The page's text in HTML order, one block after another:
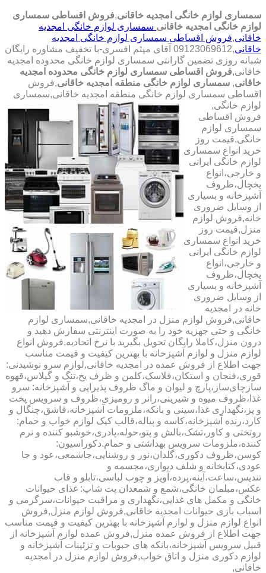
سمساری لوازم خانگی امجدیه خاقانی,فروش اقساطی سمساری
لوازم خانگی امجدیه خاقانی سمساری لوازم خانگی امجدیه
خاقانی,فروش اقساطی سمساری لوازم خانگی امجدیه
خاقانی
,09123069612 آقای میثم افسری-با تخفیف مشاوره رایگان
شبانه روزی تضمین گارانتی سمساری لوازم خانگی محدوده امجدیه
خاقانی,فروش اقساطی سمساری لوازم خانگی محدوده امجدیه
خاقانی, سمساری لوازم خانگی منطقه امجدیه خاقانی,فروش
اقساطی سمساری لوازم خانگی منطقه امجدیه خاقانی,سمساری
لوازم خانگی,
فروش اقساطی
سمساری لوازم
خانگی,قیمت روز
خرید انواع سمساری
لوازم خانگی ایرانی
و خارجی،انواع
یخچال،ظروف
آشپزخانه و بسیاری
از وسایل ضروری
خانه,فروش لوازم
منزل,قیمت روز
خرید انواع سمساری
لوازم خانگی ایرانی
و خارجی،انواع
یخچال،ظروف
آشپزخانه و بسیاری
از وسایل ضروری
خانه در امجدیه
خاقانی,فروش لوازم منزل در امجدیه خاقانی,سمساری لوازم
خانگی و حتی جهزیه خود را به صورت اینترنتی سفارش دهید و
درون منزل،کاملا رایگان تحویل بگیرید با نرخ اتحادیه,فروش انواع
لوازم منزل و لوازم آشپزخانه با بهترین کیفیت و قیمت مناسب
جهت اطلاع از فروش عمده در امجدیه خاقانی,لوازم سرو نوشیدنی:
قوری،فنجان و استکان،فلاسک،کلمن و ظرف یخ،تنگ و گیلاس،قهوه
سازچای‌ساز،پارچ و لیوان و ماگ ظروف پذیرایی و آشپزخانه: سرو
غذا،ظروف میوه و شیرینی،رانر و رومیزی،ظروف و سرویس پخت
و پز،نگهداری غذا،سینی و بانکه،ملزومات آشپزخانه،قاشق،چنگال و
کارد،رنده آشپزخانه،کاسه و پیاله،قالب کیک لوازم خواب و حمام:
روتختی و کاور،تشک،بالش و پتو،حوله،پادری،خوشبو کننده و نرم
کننده،ملزومات سرویس بهداشتی و حمام.دکوراسیون:
کوسن،ظروف دکوری،گلدان،نور و روشنایی،جاشمعی،عود و جا
عودی،کتابخانه و شلف دیواری،مجسمه و
تندیس،ساعت،آینه،پرده،آویز و چوب لباسی،تابلو و قاب
عکس،مبلمان خانگی،شمع و شمعدان پت شاپ: غذای حیوانات
خانگی و مکمل های غذایی،نگهداری و مراقبت حیوانات،سرگرمی و
اسباب بازی حیوانات امجدیه خاقانی,فروش لوازم منزل,فروش
انواع لوازم منزل و لوازم آشپزخانه با بهترین کیفیت و قیمت مناسب
جهت اطلاع از فروش عمده منزل,فروش عمده لوازم آشپزخانه از
قبیل سرویس آشپزخانه،بانکه های حبوبات و تزئینات آشپزخانه و
لوازم دکوری منزل و اتاق خواب,فروش لوازم منزل در امجدیه
خاقانی,